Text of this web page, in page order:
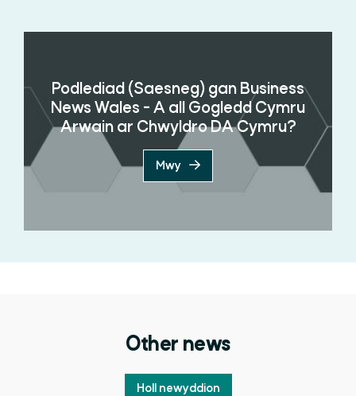
Podlediad (Saesneg) gan Business
News Wales - A all Gogledd Cymru
Arwain ar Chwyldro DA Cymru?
Mwy
Other news
Holl newyddion